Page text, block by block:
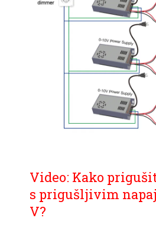
Video: Kako
s prigušljivim
V?